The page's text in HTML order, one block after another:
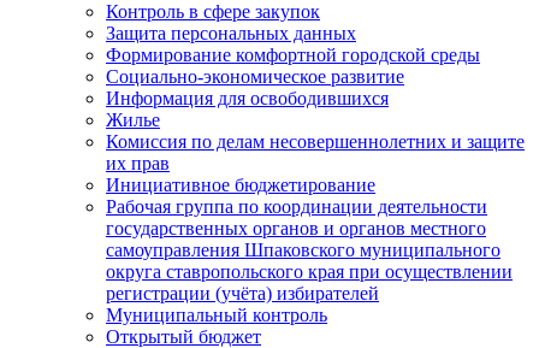
Контроль в сфере закупок
Защита персональных данных
Формирование комфортной городской среды
Социально-экономическое развитие
Информация для освободившихся
Жилье
Комиссия по делам несовершеннолетних и защите
их прав
Инициативное бюджетирование
Рабочая группа по координации деятельности
государственных органов и органов местного
самоуправления Шпаковского муниципального
округа ставропольского края при осуществлении
регистрации (учёта) избирателей
Муниципальный контроль
Открытый бюджет